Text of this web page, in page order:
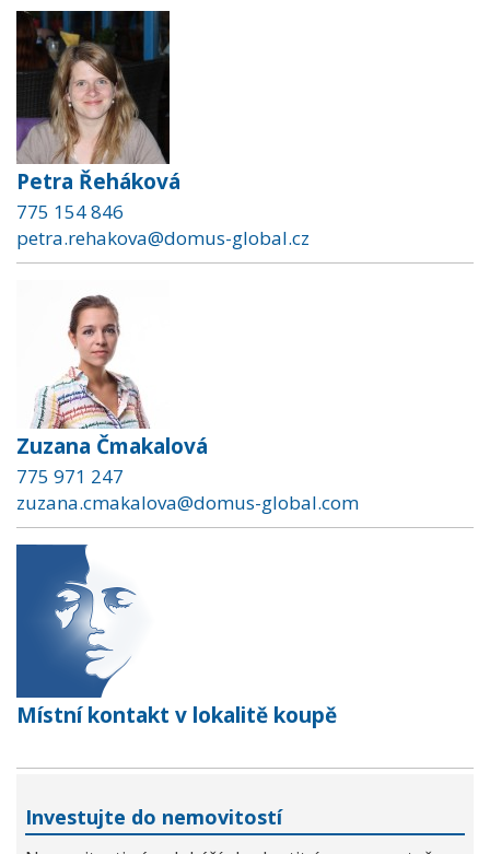
Petra Řeháková
775 154 846
petra.rehakova@domus-global.cz
Zuzana Čmakalová
775 971 247
zuzana.cmakalova@domus-global.com
Místní kontakt v lokalitě koupě
Investujte do nemovitostí